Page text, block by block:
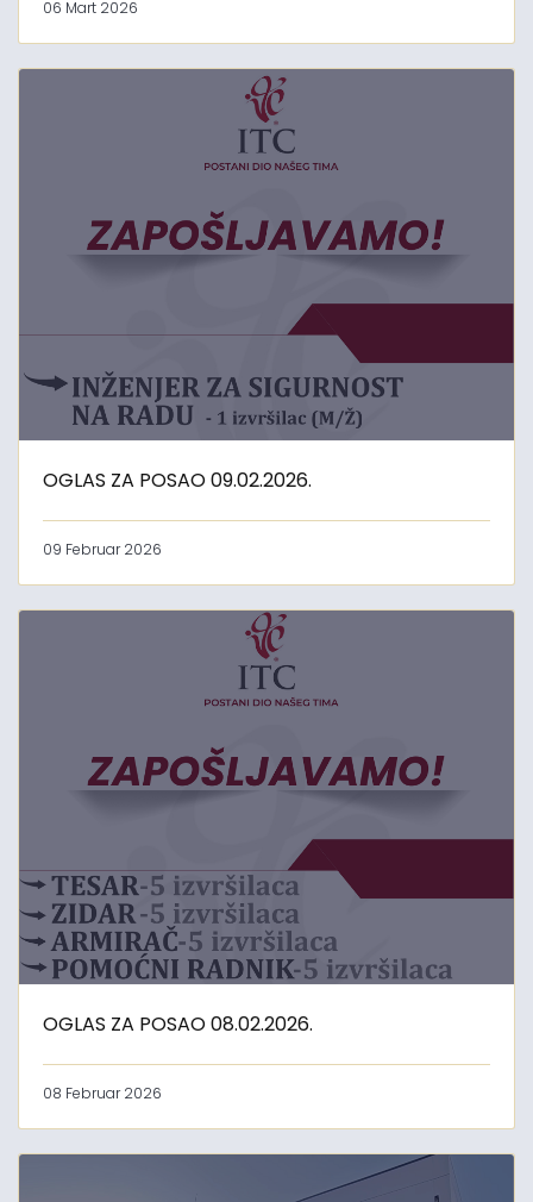
06 Mart 2026
OGLAS ZA POSAO 09.02.2026.
09 Februar 2026
OGLAS ZA POSAO 08.02.2026.
08 Februar 2026